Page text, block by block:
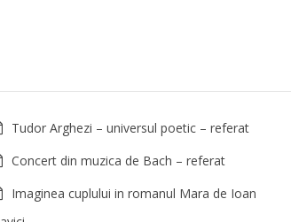
Tudor Arghezi – universul poetic – referat
Concert din muzica de Bach – referat
Imaginea cuplului in romanul Mara de Ioan